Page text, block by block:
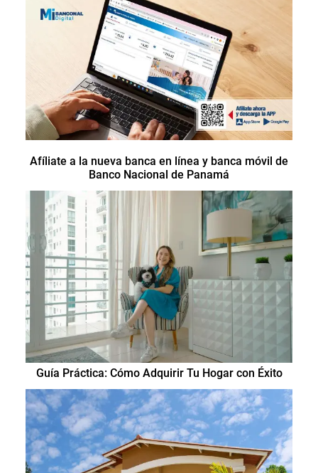
Afíliate a la nueva banca en línea y banca móvil de
Banco Nacional de Panamá
Guía Práctica: Cómo Adquirir Tu Hogar con Éxito